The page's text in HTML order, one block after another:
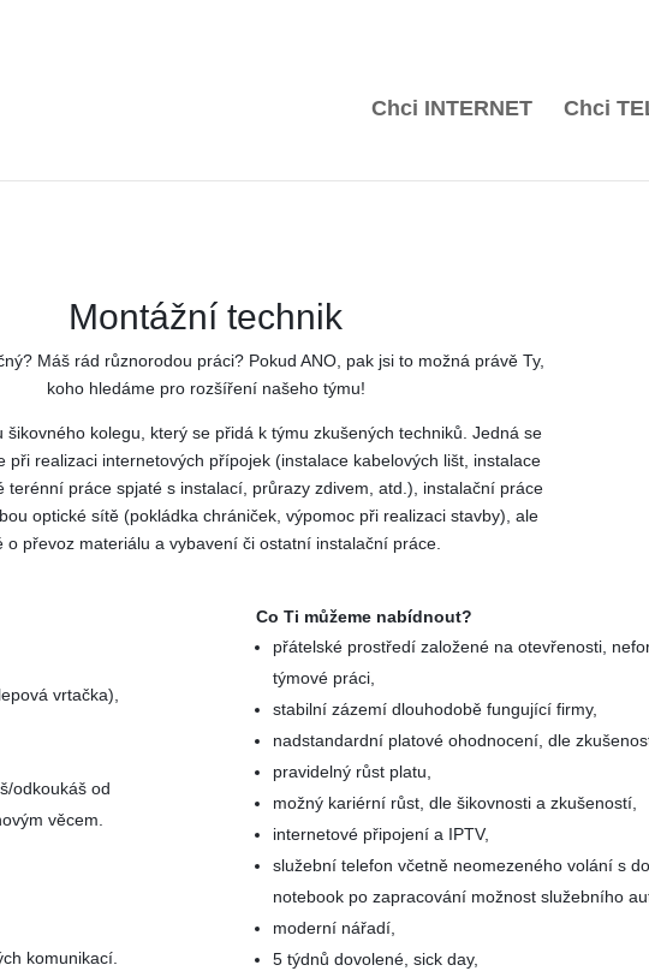
Chci INTERNET Chci
Montážní technik
Máš rád různorodou práci? Pokud ANO, pak jsi to možná právě Ty,
koho hledáme pro rozšíření našeho týmu!
šikovného kolegu, který se přidá k týmu zkušených techniků. Jedná se
při realizaci internetových přípojek (instalace kabelových lišt, instalace
terénní práce spjaté s instalací, průrazy zdivem, atd.), instalační práce
optické sítě (pokládka chrániček, výpomoc při realizaci stavby), ale
o převoz materiálu a vybavení či ostatní instalační práce.
vrtačka),
odkoukáš od
věcem.
komunikací.
Co Ti můžeme nabídnout?
přátelské prostředí založené na otevřenosti,
týmové práci,
stabilní zázemí dlouhodobě fungující firmy,
nadstandardní platové ohodnocení, dle
pravidelný růst platu,
možný kariérní růst, dle šikovnosti a zkušeností,
internetové připojení a IPTV,
služební telefon včetně neomezeného volání s
notebook po zapracování možnost služebního
moderní nářadí,
5 týdnů dovolené, sick day,